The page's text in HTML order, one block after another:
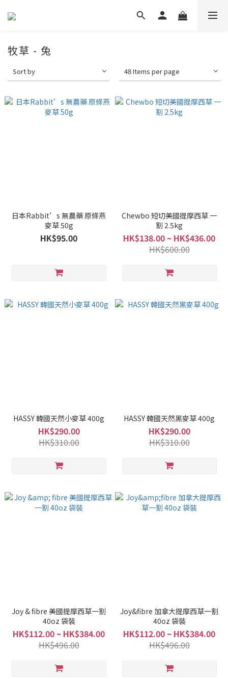
牧草 - 兔
Sort by 48 Items per page
日本Rabbit’s 無農藥 原條燕
麥草 50g
HK$95.00
Chewbo 短切美國提摩西草 一
割 2.5kg
HK$138.00 ~ HK$436.00
HK$600.00
HASSY 韓國天然小麥草 400g
HK$290.00
HK$310.00
HASSY 韓國天然黑麥草 400g
HK$290.00
HK$310.00
Joy & fibre 美國提摩西草一割
40oz 袋裝
HK$112.00 ~ HK$384.00
HK$496.00
Joy&fibre 加拿大提摩西草一割
40oz 袋裝
HK$112.00 ~ HK$384.00
HK$496.00